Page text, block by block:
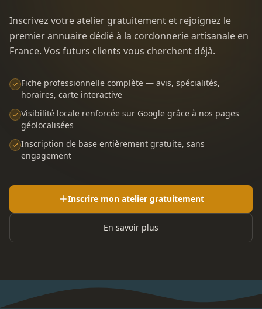
Inscrivez votre atelier gratuitement et rejoignez le
premier annuaire dédié à la cordonnerie artisanale en
France. Vos futurs clients vous cherchent déjà.
Fiche professionnelle complète — avis, spécialités,
horaires, carte interactive
Visibilité locale renforcée sur Google grâce à nos pages
géolocalisées
Inscription de base entièrement gratuite, sans
engagement
Inscrire mon atelier gratuitement
En savoir plus